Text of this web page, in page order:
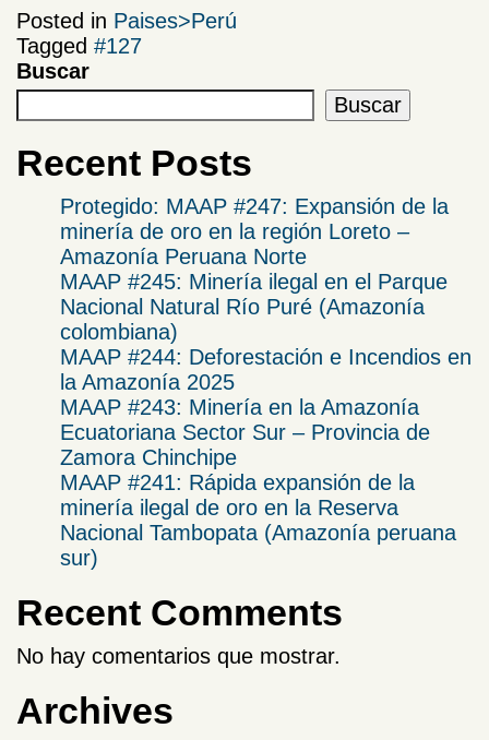
Posted in Paises>Perú
Tagged #127
Buscar
Buscar
Recent Posts
Protegido: MAAP #247: Expansión de la
minería de oro en la región Loreto –
Amazonía Peruana Norte
MAAP #245: Minería ilegal en el Parque
Nacional Natural Río Puré (Amazonía
colombiana)
MAAP #244: Deforestación e Incendios en
la Amazonía 2025
​MAAP #243: Minería en la Amazonía
Ecuatoriana Sector Sur – Provincia de
Zamora Chinchipe​
MAAP #241: Rápida expansión de la
minería ilegal de oro en la Reserva
Nacional Tambopata (Amazonía peruana
sur)
Recent Comments
No hay comentarios que mostrar.
Archives